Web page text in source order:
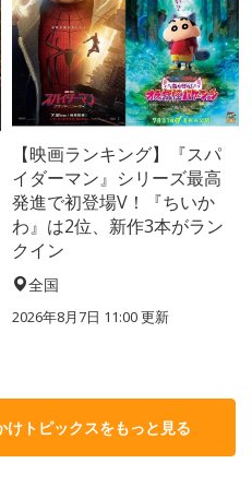
【映画ランキング】『スパ
イダーマン』シリーズ最高
発進で初登場V！『ちいか
わ』は2位、新作3本がラン
クイン
全国
2026年8月7日 11:00更新
トピックスをもっと見る